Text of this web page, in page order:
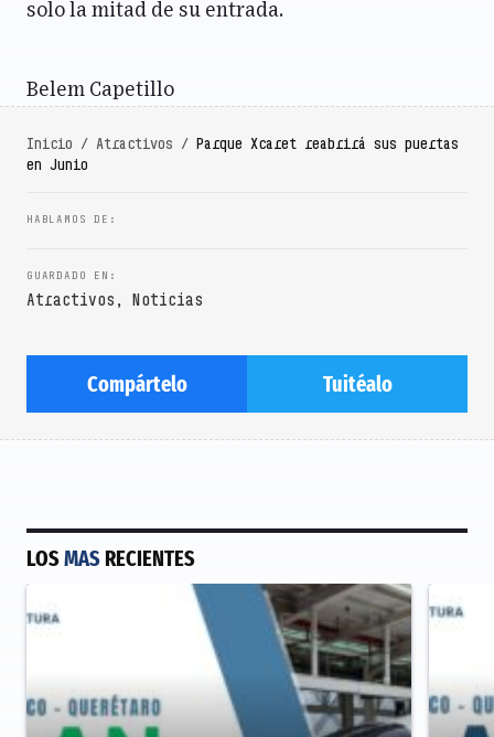
solo la mitad de su entrada.
Belem Capetillo
Inicio / Atractivos / Parque Xcaret reabrirá sus puertas
en Junio
Atractivos , Noticias
Compártelo Tuitéalo
LOSMAS RECIENTES